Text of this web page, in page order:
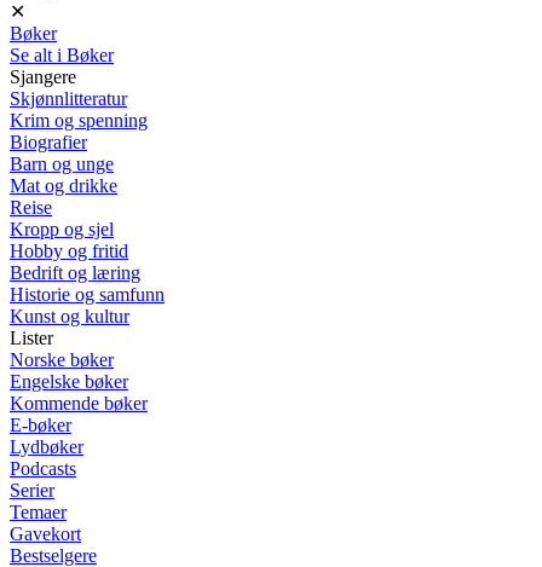
✕
Bøker
Se alt i Bøker
Sjangere
Skjønnlitteratur
Krim og spenning
Biografier
Barn og unge
Mat og drikke
Reise
Kropp og sjel
Hobby og fritid
Bedrift og læring
Historie og samfunn
Kunst og kultur
Lister
Norske bøker
Engelske bøker
Kommende bøker
E-bøker
Lydbøker
Podcasts
Serier
Temaer
Gavekort
Bestselgere